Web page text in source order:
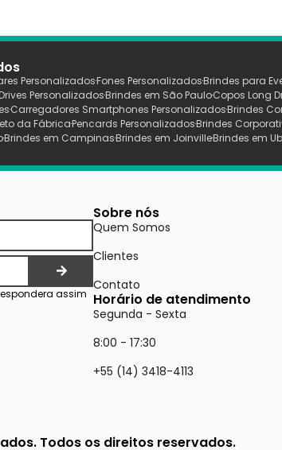
PersonalizadosFones PersonalizadosBrindes para
PersonalizadosBrindes em São PauloCopos Long
Carregadores Smartphones PersonalizadosBrindes
da FábricaPencards PersonalizadosBrindes
Brindes em CampinasBrindes em JoinvilleBrindes em
assim
Sobre nós
Quem Somos
Clientes
Contato
Horário de atendimento
Segunda - Sexta
8:00 - 17:30
+55 (14) 3418-4113
Todos os direitos reservados.